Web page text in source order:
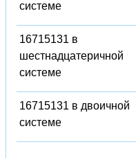
системе
16715131 в
шестнадцатеричной
системе
16715131 в двоичной
системе